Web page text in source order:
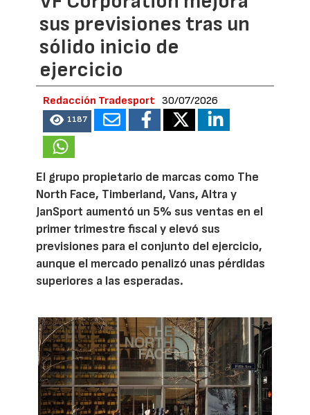
sus previsiones tras un
sólido inicio de
ejercicio
Redacción Tradesport 30/07/2026
1187
El grupo propietario de marcas como The
North Face, Timberland, Vans, Altra y
JanSport aumentó un 5% sus ventas en el
primer trimestre fiscal y elevó sus
previsiones para el conjunto del ejercicio,
aunque el mercado penalizó unas pérdidas
superiores a las esperadas.